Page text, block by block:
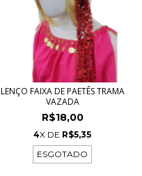
LENÇO FAIXA DE PAETÊS TRAMA
VAZADA
R$18,00
4X DE R$5,35
ESGOTADO